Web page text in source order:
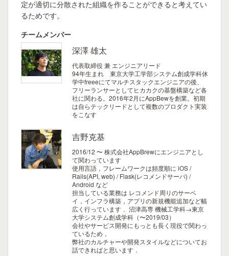
定が適切に分散された組織を作ることができると考えてい
るためです。
チームメンバー
深澤 雄太
代表取締役 兼 エンジニアリード
94年生まれ 東京大学工学部システム創成学科休
学中freeeにてマルチスタックエンジニアの後、
フリーランサーとしてヒカカクの基盤構築など各
社に関わる。2016年2月にAppBewを創業。初期
は自らテックリードとして複数のプロダクト実装
をこなす
吉野克基
2016/12 〜 株式会社AppBrewにエンジニアとし
て関わっています
使用言語，フレームワークは頻度順に iOS /
Rails(API, web) / Flask(レコメンドサーバ) /
Android など
担当している業務は レコメンド周りのサーベ
イ，インフラ構築，アプリの新規機能追加など幅
広く行っています． 沼津高専 機械工学科→東京
大学システム創成学科（〜2019/03）
会社やサービス開発にもっとも長く現役で関わっ
ているため，
弊社のカルチャーや開発スタイルなどについてお
話できればと思います．